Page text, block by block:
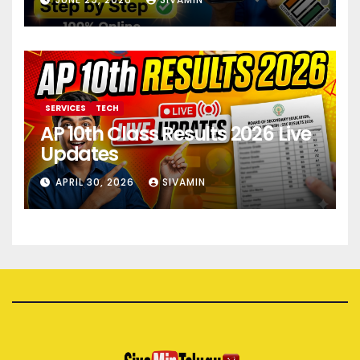
SERVICES TECH
AP 10th Class Results 2026 Live
Updates
APRIL 30, 2026 SIVAMIN